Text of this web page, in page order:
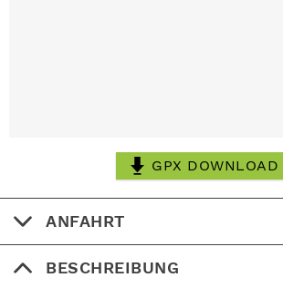
GPX DOWNLOAD
ANFAHRT
BESCHREIBUNG